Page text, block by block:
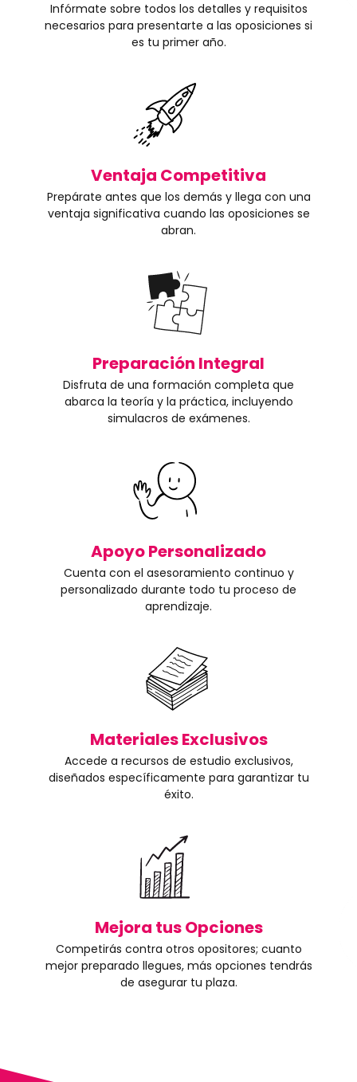
Infórmate sobre todos los detalles y requisitos
necesarios para presentarte a las oposiciones si
es tu primer año.
Ventaja Competitiva
Prepárate antes que los demás y llega con una
ventaja significativa cuando las oposiciones se
abran.
Preparación Integral
Disfruta de una formación completa que
abarca la teoría y la práctica, incluyendo
simulacros de exámenes.
Apoyo Personalizado
Cuenta con el asesoramiento continuo y
personalizado durante todo tu proceso de
aprendizaje.
Materiales Exclusivos
Accede a recursos de estudio exclusivos,
diseñados específicamente para garantizar tu
éxito.
Mejora tus Opciones
Competirás contra otros opositores; cuanto
mejor preparado llegues, más opciones tendrás
de asegurar tu plaza.